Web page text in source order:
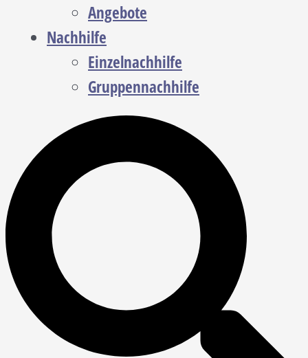
Angebote
Nachhilfe
Einzelnachhilfe
Gruppennachhilfe